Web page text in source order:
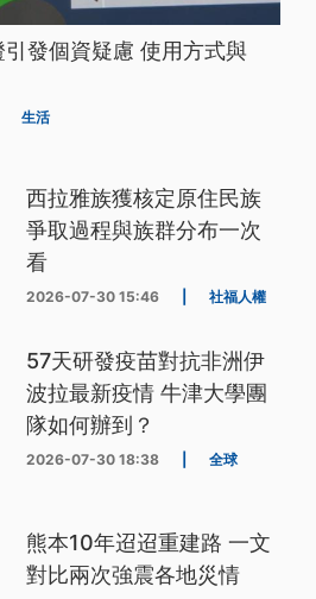
發個資疑慮 使用方式與
生活
西拉雅族獲核定原住民族
爭取過程與族群分布一次
看
2026-07-30 15:46 社福人權
57天研發疫苗對抗非洲伊
波拉最新疫情 牛津大學團
隊如何辦到？
2026-07-30 18:38 全球
熊本10年迢迢重建路 一文
對比兩次強震各地災情